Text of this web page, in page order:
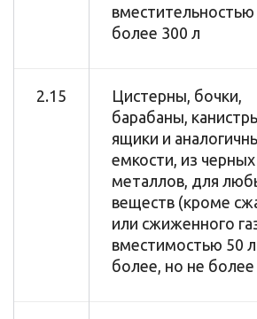
вместительностью
более 300 л
2.15
Цистерны, бочки,
барабаны,
ящики и
емкости, из черных
металлов, для
веществ (кроме
или сжиженного
вместимостью 50
более, но не более